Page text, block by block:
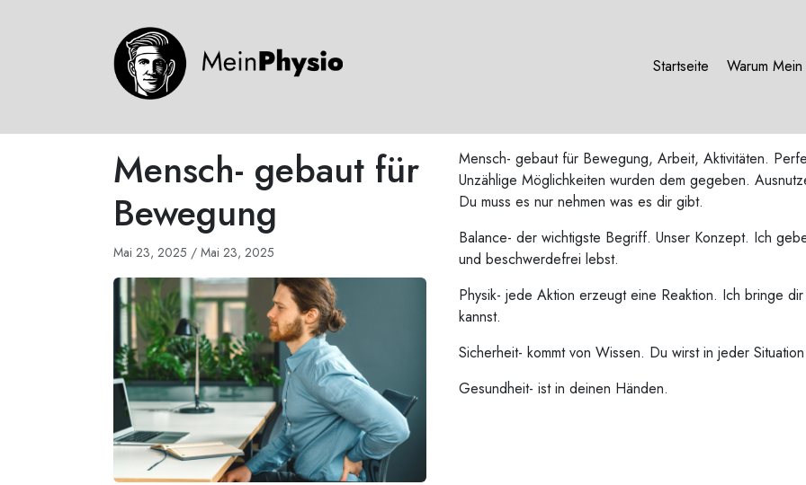
Startseite Warum
Mensch- gebaut für
Bewegung
Mai 23, 2025 / Mai 23, 2025
Mensch- gebaut für Bewegung, Arbeit, Aktivitäten.
Unzählige Möglichkeiten wurden dem gegeben.
Du muss es nur nehmen was es dir gibt.
Balance- der wichtigste Begriff. Unser Konzept. Ich
und beschwerdefrei lebst.
Physik- jede Aktion erzeugt eine Reaktion. Ich bringe
kannst.
Sicherheit- kommt von Wissen. Du wirst in jeder
Gesundheit- ist in deinen Händen.